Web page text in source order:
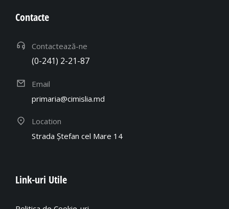
Contacte
Contactează-ne
(0-241) 2-21-87
Email
primaria@cimislia.md
Location
Strada Ștefan cel Mare 14
Link-uri Utile